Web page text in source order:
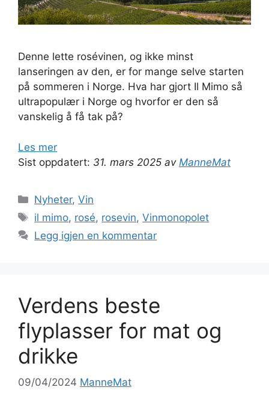
Denne lette rosévinen, og ikke minst
lanseringen av den, er for mange selve starten
på sommeren i Norge. Hva har gjort Il Mimo så
ultrapopulær i Norge og hvorfor er den så
vanskelig å få tak på?
Les mer
Sist oppdatert: 31. mars 2025 av ManneMat
Kategorier
Nyheter,Vin
Stikkord
il mimo, rosé, rosevin,Vinmonopolet
Legg igjen en kommentar
Verdens beste
flyplasser for mat og
drikke
09/04/2024 ManneMat